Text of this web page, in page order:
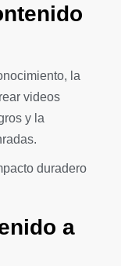
la
videos
y la
duradero
a